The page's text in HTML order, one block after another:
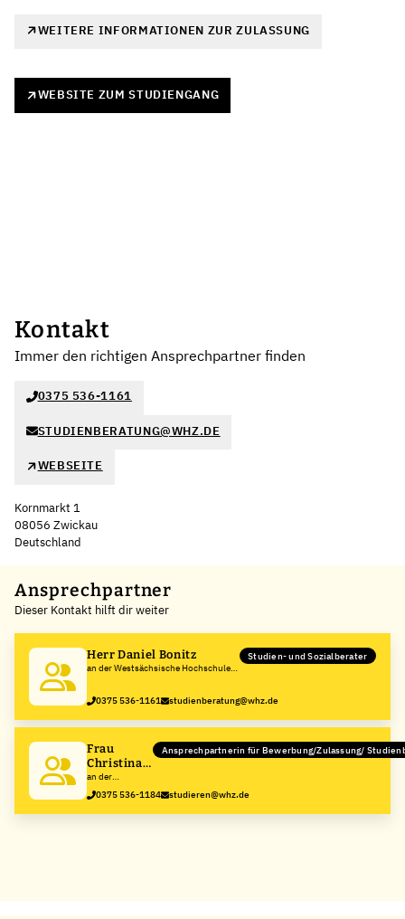
WEITERE INFORMATIONEN ZUR ZULASSUNG
WEBSITE ZUM STUDIENGANG
Kontakt
Immer den richtigen Ansprechpartner finden
0375 536-1161
STUDIENBERATUNG@WHZ.DE
WEBSEITE
Kornmarkt 1
08056 Zwickau
Deutschland
+
−
Ansprechpartner
Dieser Kontakt hilft dir weiter
Herr Daniel Bonitz
an der Westsächsische Hochschule
Studien- und Sozialberater
0375 536-1161 studienberatung@whz.de
Frau
Christina
Schelcher
an der
Westsächsische
Hochschule
Zwickau
Ansprechpartnerin für Bewerbung/Zulassung/
0375 536-1184 studieren@whz.de